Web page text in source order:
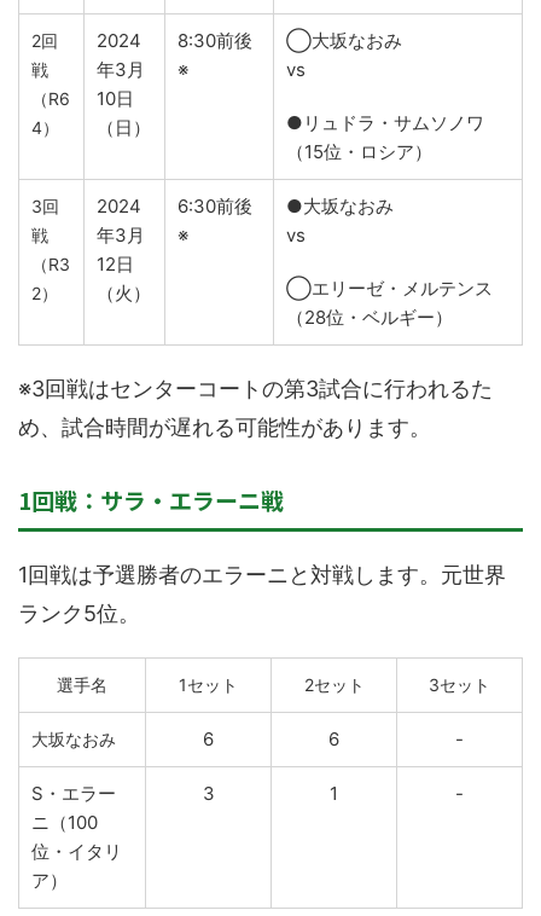
2回
戦
（R6
4）
2024
年3月
10日
（日）
8:30前後
※
◯大坂なおみ
vs
●リュドラ・サムソノワ
（15位・ロシア）
3回
戦
（R3
2）
2024
年3月
12日
（火）
6:30前後
※
●大坂なおみ
vs
◯エリーゼ・メルテンス
（28位・ベルギー）
※3回戦はセンターコートの第3試合に行われるた
め、試合時間が遅れる可能性があります。
1回戦：サラ・エラーニ戦
1回戦は予選勝者のエラーニと対戦します。元世界
ランク5位。
選手名 1セット 2セット 3セット
大坂なおみ 6 6 -
S・エラー
ニ（100
位・イタリ
ア）
3 1 -